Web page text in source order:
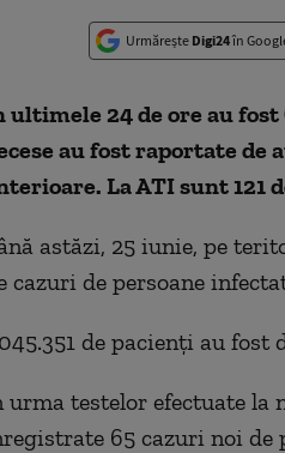
Urmărește Digi24în
ultimele 24 de ore au fost
au fost raportate
La ATI sunt 121
astăzi, 25 iunie, pe
cazuri de persoane
de pacienți au fost
urma testelor efectuate la
65 cazuri noi de